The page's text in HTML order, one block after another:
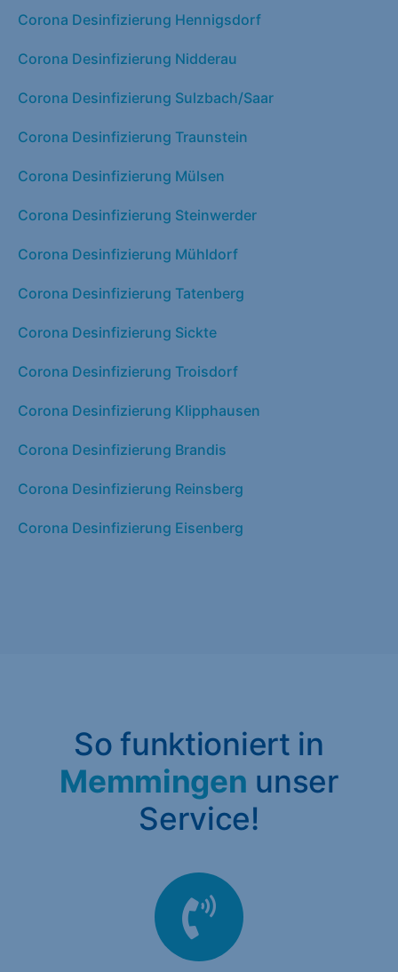
Corona Desinfizierung Hennigsdorf
Corona Desinfizierung Nidderau
Corona Desinfizierung Sulzbach/Saar
Corona Desinfizierung Traunstein
Corona Desinfizierung Mülsen
Corona Desinfizierung Steinwerder
Corona Desinfizierung Mühldorf
Corona Desinfizierung Tatenberg
Corona Desinfizierung Sickte
Corona Desinfizierung Troisdorf
Corona Desinfizierung Klipphausen
Corona Desinfizierung Brandis
Corona Desinfizierung Reinsberg
Corona Desinfizierung Eisenberg
So funktioniert in
Memmingen unser
Service!